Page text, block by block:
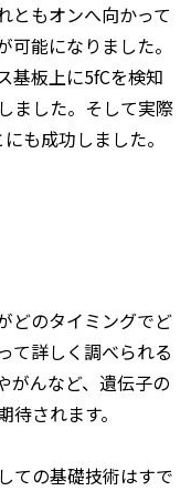
ともオンへ向かって
能になりました。
基板上に5fCを検知
ました。そして実際
も成功しました。
どのタイミングでど
て詳しく調べられる
がんなど、遺伝子の
されます。
ての基礎技術はすで